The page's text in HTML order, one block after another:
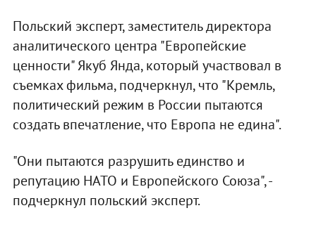
Польский эксперт, заместитель директора
аналитического центра "Европейские
ценности" Якуб Янда, который участвовал в
съемках фильма, подчеркнул, что "Кремль,
политический режим в России пытаются
создать впечатление, что Европа не едина".
"Они пытаются разрушить единство и
репутацию НАТО и Европейского Союза", -
подчеркнул польский эксперт.